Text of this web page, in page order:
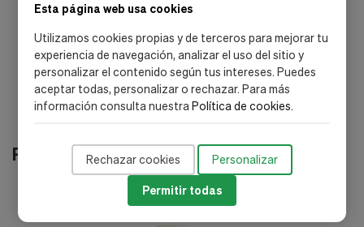
Esta página web usa cookies
Utilizamos cookies propias y de terceros para mejorar tu
experiencia de navegación, analizar el uso del sitio y
personalizar el contenido según tus intereses. Puedes
aceptar todas, personalizar o rechazar. Para más
información consulta nuestraPolítica de cookies.
Rechazar cookies Personalizar
Permitir todas
Productos relacionados